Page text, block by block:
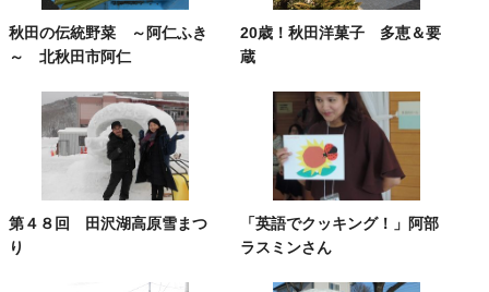
秋田の伝統野菜 ～阿仁ふき
～ 北秋田市阿仁
20歳！秋田洋菓子 多恵＆要
蔵
第４８回 田沢湖高原雪まつ
り
「英語でクッキング！」阿部
ラスミンさん